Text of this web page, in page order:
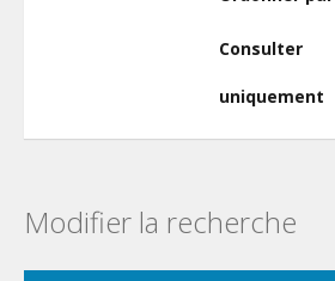
Consulter
uniquement
Modifier la recherche